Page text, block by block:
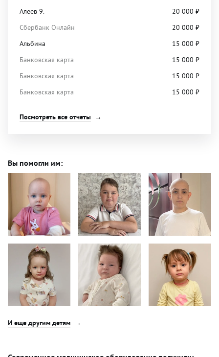
Алеев 9.
20 000 ₽
Сбербанк Онлайн
20 000 ₽
Альбина
15 000 ₽
Банковская карта
15 000 ₽
Банковская карта
15 000 ₽
Банковская карта
15 000 ₽
Посмотреть все отчеты
Вы помогли им:
И еще другим детям